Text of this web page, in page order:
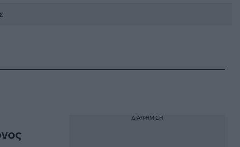
ΔΙΑΦΗΜΙΣΗ